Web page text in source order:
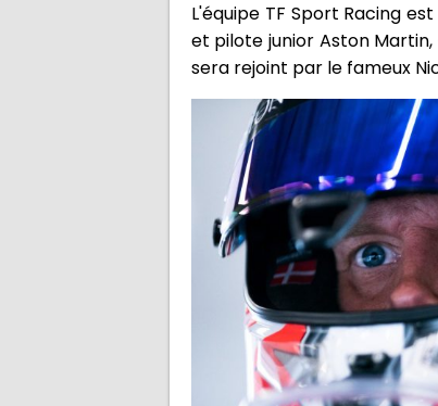
L'équipe TF Sport Racing
et pilote junior Aston
sera rejoint par le fameux